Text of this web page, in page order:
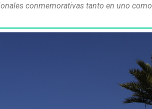
conmemorativas tanto en uno como